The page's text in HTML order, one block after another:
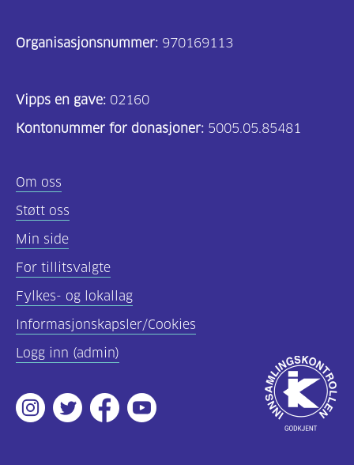
(195)
helsepersonell
(157)
innhold
(59)
Diabetes
type
1
(43)
Diabetes
2
Organisasjonsnummer: 970169113
Vipps en gave: 02160
Kontonummer for donasjoner: 5005.05.85481
Om oss
Støtt oss
Min side
For tillitsvalgte
Fylkes- og lokallag
Informasjonskapsler/Cookies
Logg inn (admin)
Instagram
TwitterFacebookYoutube
Godkjent
av